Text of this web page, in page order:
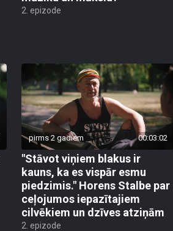
2. epizode
pirms 2 gadiem 00:03:02
"Stāvot viņiem blakus ir
kauns, ka es vispār esmu
piedzimis." Horens Stalbe par
ceļojumos iepazītajiem
cilvēkiem un dzīves atziņām
2. epizode